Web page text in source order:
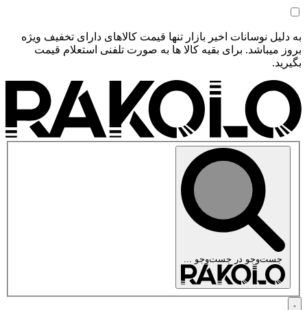
به دلیل نوسانات اخیر بازار تنها قیمت کالاهای دارای تخفیف ویژه
بروز میباشد. برای بقیه کالا ها به صورت تلفنی استعلام قیمت
بگیرید.
جست‌وجو در جست‌وجو ...